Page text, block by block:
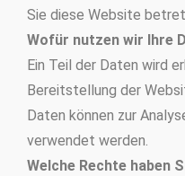
Sie diese Website
Wofür nutzen wir Ihre
Ein Teil der Daten wird
Bereitstellung der
Daten können zur
verwendet werden.
Welche Rechte haben